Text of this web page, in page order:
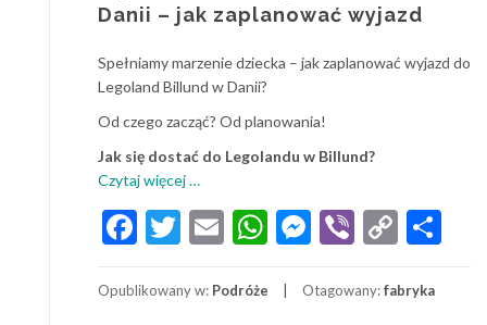
Danii – jak zaplanować wyjazd
Spełniamy marzenie dziecka – jak zaplanować wyjazd do
Legoland Billund w Danii?
Od czego zacząć? Od planowania!
Jak się dostać do Legolandu w Billund?
Czytaj więcej
do
Legoland
w
…
Facebook
Twitter
EmailWhatsApp
Messenger
Viber
Copy
Opublikowany w: Podróże Otagowany:fabryka